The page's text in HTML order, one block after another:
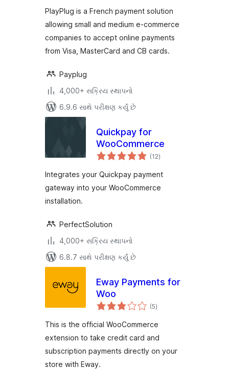
PlayPlug is a French payment solution
allowing small and medium e-commerce
companies to accept online payments
from Visa, MasterCard and CB cards.
Payplug
4,000+ સક્રિય સ્થાપનો
6.9.6 સાથે પરીક્ષણ કર્યું છે
Quickpay for
WooCommerce
(12કુલ
રેટિંગ્સ
)
Integrates your Quickpay payment
gateway into your WooCommerce
installation.
PerfectSolution
4,000+ સક્રિય સ્થાપનો
6.8.7 સાથે પરીક્ષણ કર્યું છે
Eway Payments for
Woo
(5કુલ
રેટિંગ્સ
)
This is the official WooCommerce
extension to take credit card and
subscription payments directly on your
store with Eway.